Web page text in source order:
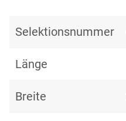
Selektionsnummer
Länge
Breite